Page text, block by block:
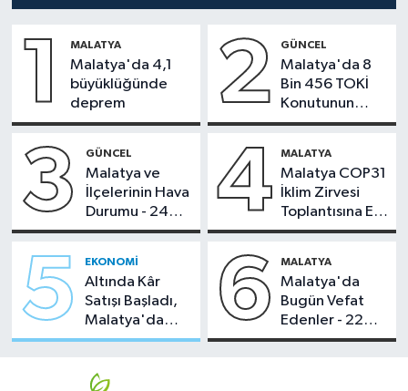
1 MALATYA
Malatya'da 4,1
büyüklüğünde
deprem
2 GÜNCEL
Malatya'da 8
Bin 456 TOKİ
Konutunun
Kurası Bugün
3 GÜNCEL
Malatya ve
İlçelerinin Hava
Durumu - 24
Temmuz 2026
4 MALATYA
Malatya COP31
İklim Zirvesi
Toplantısına Ev
Sahipliği Yaptı
5 EKONOMI
Altında Kâr
Satışı Başladı,
Malatya'da
Makas Ne
6 MALATYA
Malatya'da
Bugün Vefat
Edenler - 22
Temmuz 2026
Yaşam